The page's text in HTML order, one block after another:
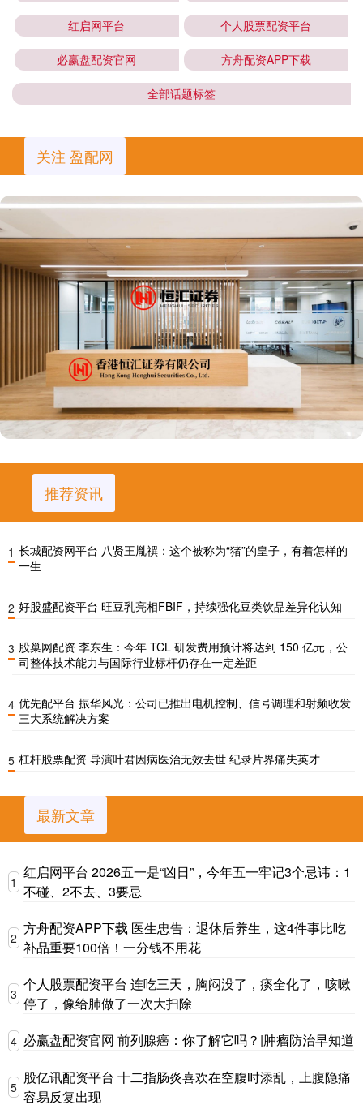
红启网平台 个人股票配资平台
必赢盘配资官网 方舟配资APP下载
全部话题标签
关注 盈配网
推荐资讯
1 长城配资网平台 八贤王胤禩：这个被称为“猪”的皇子，有着怎样的
一生
2 好股盛配资平台 旺豆乳亮相FBIF，持续强化豆类饮品差异化认知
3 股巢网配资 李东生：今年 TCL 研发费用预计将达到 150 亿元，公
司整体技术能力与国际行业标杆仍存在一定差距
4 优先配平台 振华风光：公司已推出电机控制、信号调理和射频收发
三大系统解决方案
5 杠杆股票配资 导演叶君因病医治无效去世 纪录片界痛失英才
最新文章
1
红启网平台 2026五一是“凶日”，今年五一牢记3个忌讳：1
不碰、2不去、3要忌
2
方舟配资APP下载 医生忠告：退休后养生，这4件事比吃
补品重要100倍！一分钱不用花
3
个人股票配资平台 连吃三天，胸闷没了，痰全化了，咳嗽
停了，像给肺做了一次大扫除
4 必赢盘配资官网 前列腺癌：你了解它吗？|肿瘤防治早知道
5
股亿讯配资平台 十二指肠炎喜欢在空腹时添乱，上腹隐痛
容易反复出现